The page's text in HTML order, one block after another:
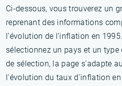
Ci-dessous, vous trouverez un
reprenant des informations
l’évolution de l'inflation en
sélectionnez un pays et un
de sélection, la page s'adapte
l'évolution du taux d'inflation